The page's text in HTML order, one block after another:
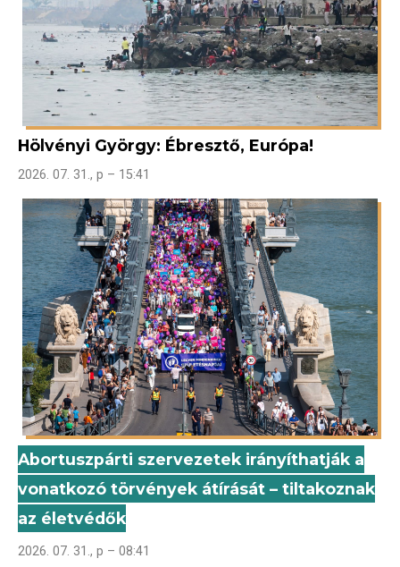
Hölvényi György: Ébresztő, Európa!
2026. 07. 31., p – 15:41
Abortuszpárti szervezetek irányíthatják a
vonatkozó törvények átírását – tiltakoznak
az életvédők
2026. 07. 31., p – 08:41